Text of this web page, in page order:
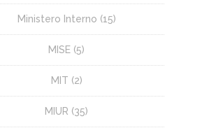
Ministero Interno (15)
MISE (5)
MIT (2)
MIUR (35)